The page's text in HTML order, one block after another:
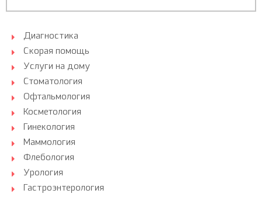
Диагностика
Скорая помощь
Услуги на дому
Стоматология
Офтальмология
Косметология
Гинекология
Маммология
Флебология
Урология
Гастроэнтерология